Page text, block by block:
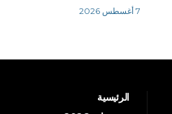
7 أغسطس 2026
الرئيسية